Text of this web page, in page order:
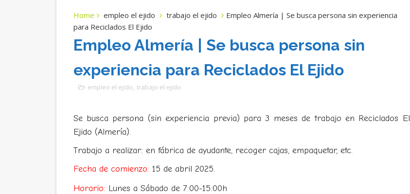
Home empleo el ejido trabajo el ejido
Empleo Almería | Se busca persona sin experiencia
para Reciclados El Ejido
Empleo Almería | Se busca persona sin
experiencia para Reciclados El Ejido
empleo el ejido, trabajo el ejido
Se busca persona (sin experiencia previa) para 3 meses de trabajo en Reciclados El
Ejido (Almería).
Trabajo a realizar: en fábrica de ayudante, recoger cajas, empaquetar, etc.
Fecha de comienzo: 15 de abril 2025.
Horario: Lunes a Sábado de 7:00-15:00h